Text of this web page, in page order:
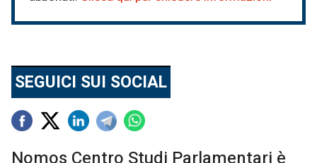
SEGUICI SUI SOCIAL